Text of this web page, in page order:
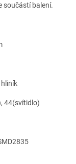
součástí balení.
44(svítidlo)